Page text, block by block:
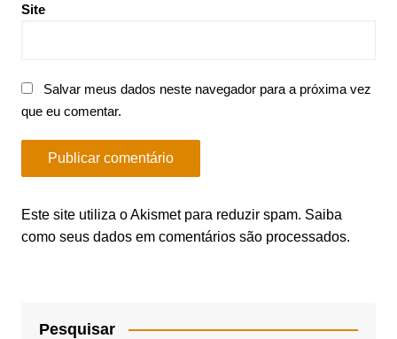
Site
Salvar meus dados neste navegador para a próxima vez
que eu comentar.
Este site utiliza o Akismet para reduzir spam. Saiba
como seus dados em comentários são processados.
Pesquisar